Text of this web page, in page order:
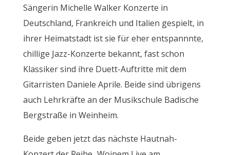
Sängerin Michelle Walker Konzerte in
Deutschland, Frankreich und Italien gespielt, in
ihrer Heimatstadt ist sie für eher entspannnte,
chillige Jazz-Konzerte bekannt, fast schon
Klassiker sind ihre Duett-Auftritte mit dem
Gitarristen Daniele Aprile. Beide sind übrigens
auch Lehrkräfte an der Musikschule Badische
Bergstraße in Weinheim.
Beide geben jetzt das nächste Hautnah-